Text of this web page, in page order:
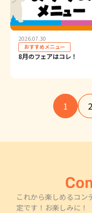
2026.07.30
おすすめメニュー
8月のフェアはコレ！
1 2
これから楽しめるコン
定です！お楽しみに！